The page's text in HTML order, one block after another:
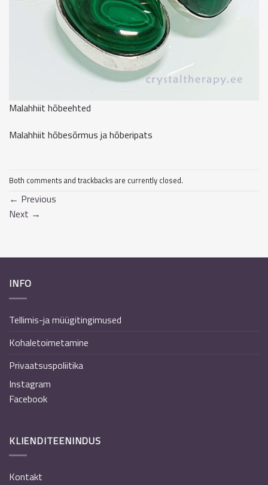
Malahhiit hõbeehted
Malahhiit hõbesõrmus ja hõberipats
Both comments and trackbacks are currently closed.
← Previous
Next →
INFO
Tellimis-ja müügitingimused
Kohaletoimetamine
Privaatsuspoliitika
Instagram
Facebook
KLIENDITEENINDUS
Kontakt